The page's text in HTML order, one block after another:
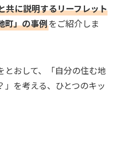
共に説明するリーフレット
町」の事例をご紹介しま
おして、「自分の住む地
を考える、ひとつのキッ